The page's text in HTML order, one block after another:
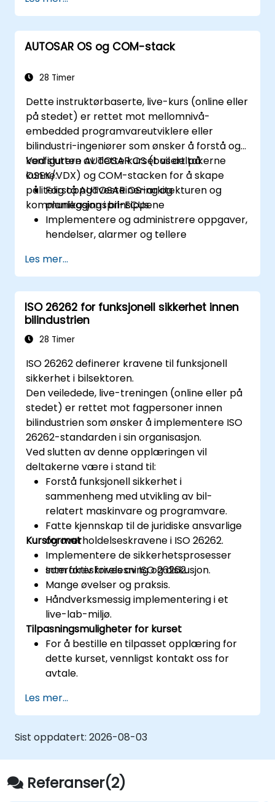
AUTOSAR OS og COM-stack
28 Timer
Dette instruktørbaserte, live-kurs (online eller
på stedet) er rettet mot mellomnivå-
embedded programvareutviklere eller
bilindustri-ingeniører som ønsker å forstå og
konfigurere AUTOSAR OS (basert på
OSEK/VDX) og COM-stacken for å skape
pålitelig oppgavesteinering og
kommunikasjon i bil-ECUs.
Ved slutten av dette kurset vil deltakerne
kunne:
Forstå AUTOSAR OS-arkitekturen og
planleggingsprinsippene
Implementere og administrere oppgaver,
hendelser, alarmer og tellere
stacklagene, inkludert PDUR og
kommunikasjonstjenester
Forklare protokollstacker (CAN, LIN,
FlexRay, Ethernet) og hvordan AUTOSAR
interagerer med dem
Konfigurere OS- og COM-moduler ved
eller ETAS ISOLAR)
Simulere og validere oppgave- og
kommunikasjonsflyt i en AUTOSAR-basert
ECU
Les mer...
ISO 26262 for funksjonell sikkerhet innen
bilindustrien
28 Timer
ISO 26262 definerer kravene til funksjonell
sikkerhet i bilsektoren.
Den veiledede, live-treningen (online eller på
stedet) er rettet mot fagpersoner innen
bilindustrien som ønsker å implementere ISO
26262-standarden i sin organisasjon.
Ved slutten av denne opplæringen vil
deltakerne være i stand til:
Forstå funksjonell sikkerhet i
sammenheng med utvikling av bil-
relatert maskinvare og programvare.
Fatte kjennskap til de juridiske ansvarlige
og overholdelseskravene i ISO 26262.
Implementere de sikkerhetsprosesser
som foreskrives av ISO 26262.
Kursformat
Interaktiv forelesning og diskusjon.
Mange øvelser og praksis.
Håndverksmessig implementering i et
live-lab-miljø.
Tilpasningsmuligheter for kurset
For å bestille en tilpasset opplæring for
dette kurset, vennligst kontakt oss for
avtale.
Les mer...
Sist oppdatert: 2026-08-03
Referanser(2)